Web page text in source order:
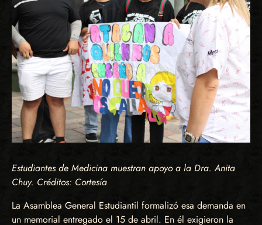
Estudiantes de Medicina muestran apoyo a la Dra. Anita
Chuy. Créditos: Cortesía
La Asamblea General Estudiantil formalizó esa demanda en
un memorial entregado el 15 de abril. En él exigieron la